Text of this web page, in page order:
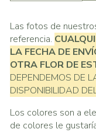
Las fotos de
referencia.
LA FECHA DE
OTRA FLOR DE
DEPENDEMOS DE
DISPONIBILIDAD
Los colores son a
de colores le